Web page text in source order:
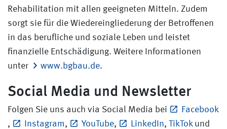
Rehabilitation mit allen geeigneten Mitteln. Zudem
sorgt sie für die Wiedereingliederung der Betroffenen
in das berufliche und soziale Leben und leistet
finanzielle Entschädigung. Weitere Informationen
unter
www.bgbau.de.
Social Media und Newsletter
Folgen Sie uns auch via Social Media bei
Facebook
,
Instagram, YouTube, LinkedIn, TikTokund